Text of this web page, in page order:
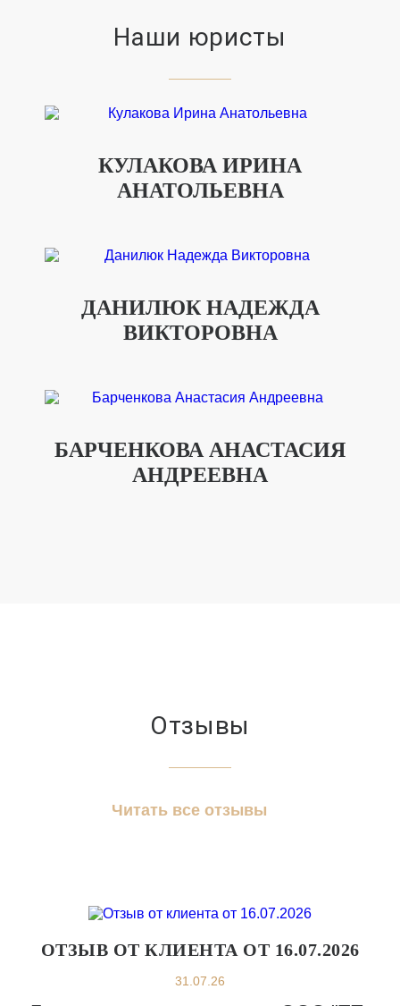
Наши юристы
КУЛАКОВА ИРИНА
АНАТОЛЬЕВНА
ДАНИЛЮК НАДЕЖДА
ВИКТОРОВНА
БАРЧЕНКОВА АНАСТАСИЯ
АНДРЕЕВНА
Отзывы
Читать все отзывы
ОТЗЫВ ОТ КЛИЕНТА ОТ 16.07.2026
31.07.26